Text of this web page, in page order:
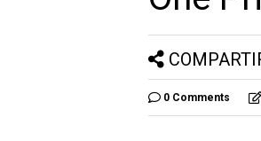
0 Comments